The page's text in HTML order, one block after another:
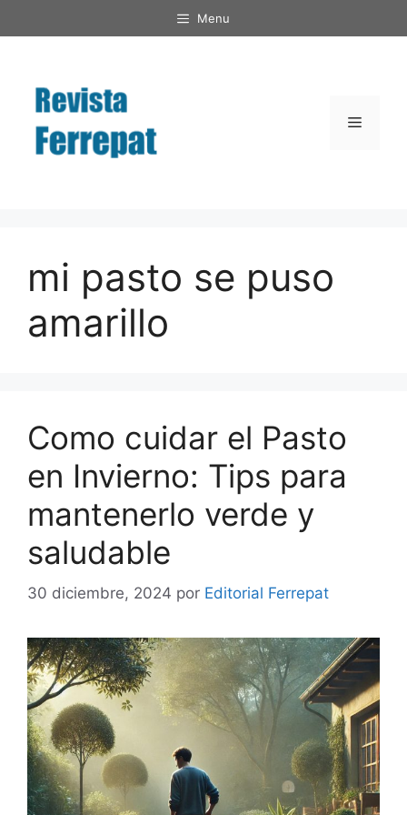
al
Menu
Menú
mi pasto se puso
amarillo
Como cuidar el Pasto
en Invierno: Tips para
mantenerlo verde y
saludable
30 diciembre, 2024 por Editorial Ferrepat